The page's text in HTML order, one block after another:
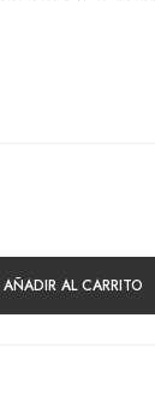
AÑADIR AL CARRITO